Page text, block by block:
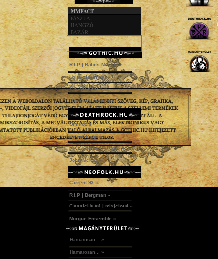
MMFACT
PÁSZTA
HANGZÓ
BAZÁR
R.I.P | Babits Mihály »
Holtak legendái »
The Creatures »
Dunakömlődi temető »
Omniozis »
Kylmä Krypta »
Idles | Budapest Park »
John McKay »
Current 93 »
R.I.P | Bergman »
ClassicUs #4 | mix|cloud »
Morgue Ensemble »
Hamarosan... »
Hamarosan... »